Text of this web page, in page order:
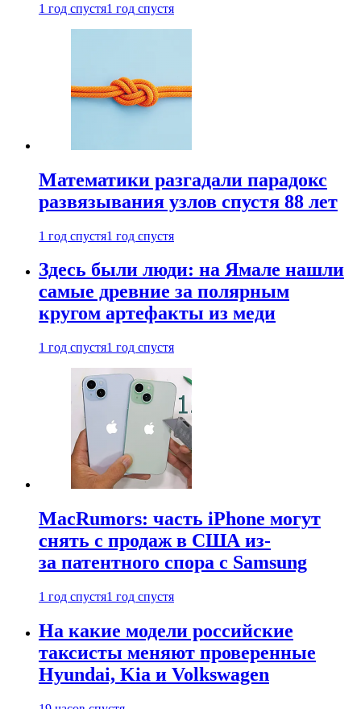
1 год спустя1 год спустя
Математики разгадали парадокс
развязывания узлов спустя 88 лет
1 год спустя1 год спустя
Здесь были люди: на Ямале нашли
самые древние за полярным
кругом артефакты из меди
1 год спустя1 год спустя
MacRumors: часть iPhone могут
снять с продаж в США из-
за патентного спора с Samsung
1 год спустя1 год спустя
На какие модели российские
таксисты меняют проверенные
Hyundai, Kia и Volkswagen